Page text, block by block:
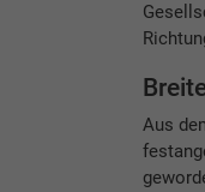
Aus